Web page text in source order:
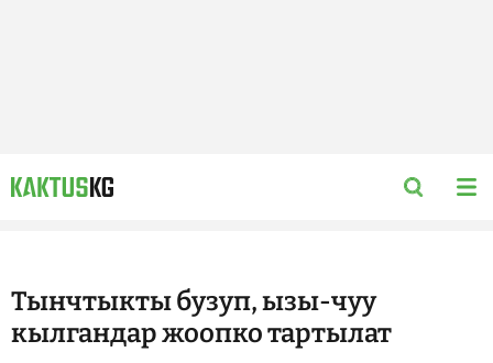
Тынчтыкты бузуп, ызы-чуу
кылгандар жоопко тартылат